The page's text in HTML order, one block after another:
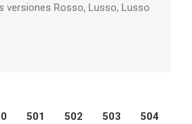
versiones Rosso, Lusso, Lusso
501 502 503
504